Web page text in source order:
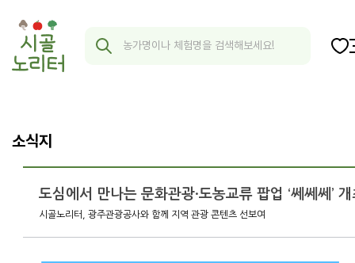
소식지
도심에서 만나는 문화관광·도농교류 팝업 ‘쎄쎄쎄’ 개
시골노리터, 광주관광공사와 함께 지역 관광 콘텐츠 선보여